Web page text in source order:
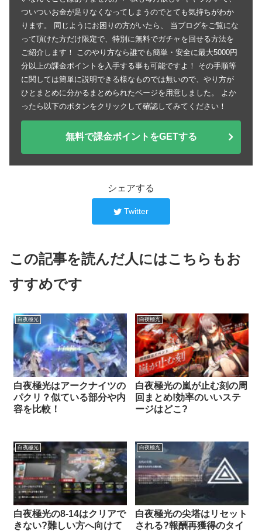
ついついお金が足りなくなってしまうのでとても気持ちがわか
ります。 同じようにお困りの方がいたら、 当ブログをご覧にな
って頂けた方だけ限定で、特別に無料でガチャを回せる方法を
ご紹介します！ このやり方なら誰でも簡単・安全に最大5000円
分以上の課金ポイントを入手する事も可能ですよ！ その手順等
に関しては簡単に説明できる様なものでは無いので、やり方が
ひとまとめに分かるまとめられたページを用意しました。 よか
ったら以下のボタンをクリックして確認してみてください！
無料で課金ポイントをGETする
シェアする
Twitter
この記事を読んだ人にはこちらもお
すすめです
白夜極光
白夜極光はアークナイツの
パクリ？似ている部分や内
容を比較！
白夜極光
白夜極光の嵐が止む刻の周
回まとめ!効率のいいステ
ージはどこ?
白夜極光
白夜極光の8-14はクリアで
きない?難しい方へ向けて
白夜極光
白夜極光の尖塔はリセット
される?報酬再獲得のタイ